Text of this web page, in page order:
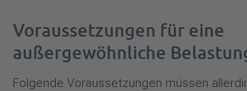
Voraussetzungen für eine
außergewöhnliche
Folgende Voraussetzungen müssen